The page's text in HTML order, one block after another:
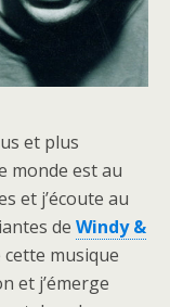
et plus
monde est au
et j’écoute au
de Windy &
musique
et j’émerge